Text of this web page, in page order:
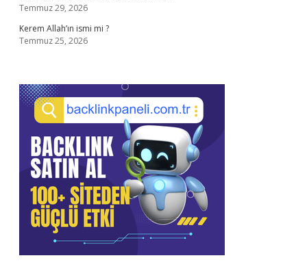
Temmuz 29, 2026
Kerem Allah’ın ismi mi ?
Temmuz 25, 2026